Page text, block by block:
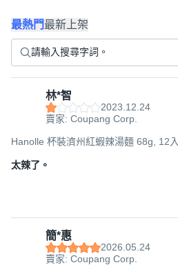
最熱門最新上架
林*智
2023.12.24
賣家: Coupang Corp.
Hanolle 杯裝濟州紅蝦辣湯麵 68g, 12入
太辣了。
簡*惠
2026.05.24
賣家: Coupang Corp.